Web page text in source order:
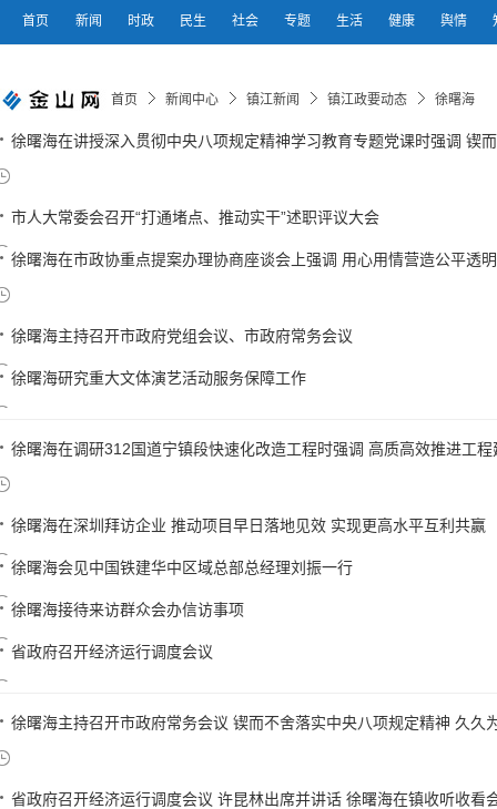
首页 新闻 时政 民生 社会 专题 生活 健康 舆情
首页 新闻中心 镇江新闻 镇江政要动态 徐曙海
徐曙海在讲授深入贯彻中央八项规定精神学习教育专题党课时强调 锲
市人大常委会召开“打通堵点、推动实干”述职评议大会
徐曙海在市政协重点提案办理协商座谈会上强调 用心用情营造公平透
徐曙海主持召开市政府党组会议、市政府常务会议
徐曙海研究重大文体演艺活动服务保障工作
徐曙海在调研312国道宁镇段快速化改造工程时强调 高质高效推进工
徐曙海在深圳拜访企业 推动项目早日落地见效 实现更高水平互利共赢
徐曙海会见中国铁建华中区域总部总经理刘振一行
徐曙海接待来访群众会办信访事项
省政府召开经济运行调度会议
徐曙海主持召开市政府常务会议 锲而不舍落实中央八项规定精神 久久
省政府召开经济运行调度会议 许昆林出席并讲话 徐曙海在镇收听收看